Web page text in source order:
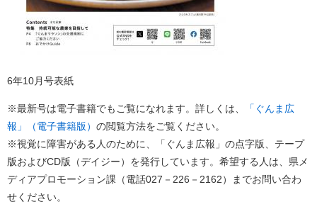
6年10月号表紙
※最新号は電子書籍でもご覧になれます。詳しくは、
「ぐんま広
報」（電子書籍版） の閲覧方法をご覧ください。
※視覚に障害がある人のために、「ぐんま広報」の点字版、テープ
版およびCD版（デイジー）を発行しています。希望する人は、県メ
ディアプロモーション課（電話027－226－2162）までお問い合わ
せください。